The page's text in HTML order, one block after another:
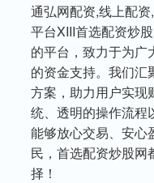
通弘网配资,线上配
平台XIII‌首选配资炒
的平台，致力于为广
的资金支持。我们汇
方案，助力用户实现
统、透明的操作流程
能够放心交易、安心
民，首选配资炒股网
择！